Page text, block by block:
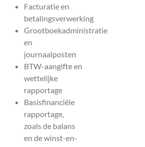
Facturatie en
betalingsverwerking
Grootboekadministratie
en
journaalposten
BTW-aangifte en
wettelijke
rapportage
Basisfinanciële
rapportage,
zoals de balans
en de winst-en-